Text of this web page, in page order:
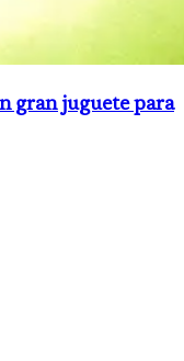
gran juguete para